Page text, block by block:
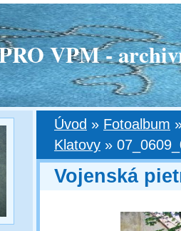
VPM -
Úvod » Fotoalbum
Klatovy »
Vojenská